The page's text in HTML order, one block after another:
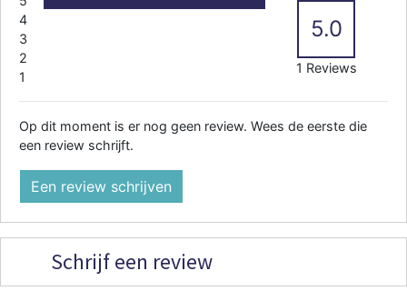
4
3
2
1
5.0
1 Reviews
Op dit moment is er nog geen review. Wees de eerste die
een review schrijft.
Een review schrijven
Schrijf een review